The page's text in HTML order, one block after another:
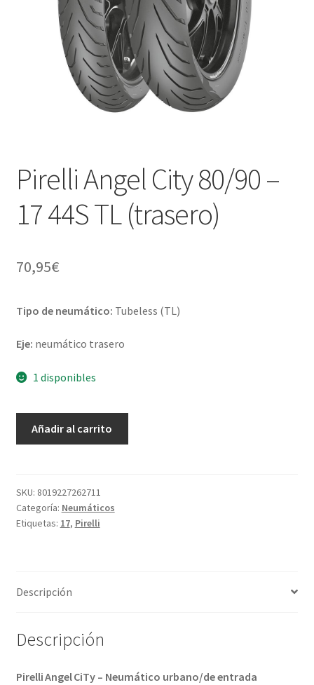
Pirelli Angel City 80/90 –
17 44S TL (trasero)
70,95€
Tipo de neumático: Tubeless (TL)
Eje: neumático trasero
1 disponibles
-
17
44S
Añadir al carrito
SKU: 8019227262711
Categoría: Neumáticos
Etiquetas: 17, Pirelli
Descripción
Descripción
Pirelli Angel CiTy – Neumático urbano/de entrada